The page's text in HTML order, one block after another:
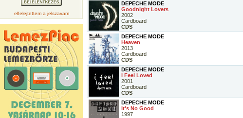
elfelejtettem a jelszavam
DEPECHE MODE
Goodnight Lovers
2002
Cardboard
CDS
DEPECHE MODE
Heaven
2013
Cardboard
CDS
DEPECHE MODE
I Feel Loved
2001
Cardboard
CDS
DEPECHE MODE
It's No Good
1997